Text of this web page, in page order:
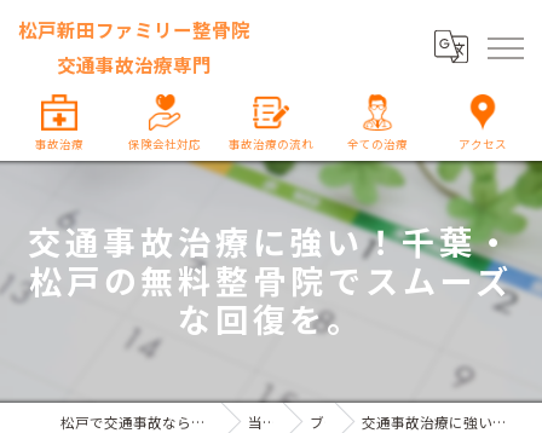
松戸新田ファミリー整骨院
交通事故治療専門
事故治療 保険会社対応 事故治療の流れ 全ての治療 アクセス
交通事故治療に強い！千葉・
松戸の無料整骨院でスムーズ
な回復を。
松戸で交通事故なら松戸新田ファミリー整骨院 交通事故治療専門 当院の特徴 ブログ 交通事故治療に強い！千葉・松戸の無料整骨院でスムーズな回復を。